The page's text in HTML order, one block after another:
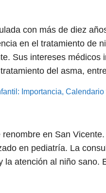
con más de diez
en el tratamiento de
Sus intereses médicos
del asma,
Importancia,
en San
en pediatría. La
atención al niño sano.